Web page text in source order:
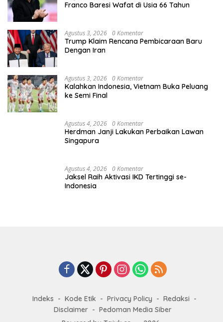
Meski Sudah Minta Maaf,
Berlanjut
2032
Gianni Infantino Lanjut
Soal Jual Saham
Gubernur Luncurkan Satu Nomor Solusi
Transportasi Jakarta
Agustus 3, 2026 0 Komentar
Legenda Sepakbola Italia dan AC Milan,